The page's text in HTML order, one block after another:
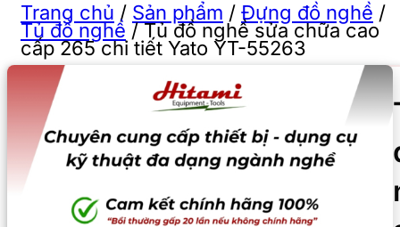
Trang chủ / Sản phẩm / Đựng đồ nghề /
Tủ đồ nghề /Tủ đồ nghề sửa chữa cao
cấp 265 chi tiết Yato YT-55263